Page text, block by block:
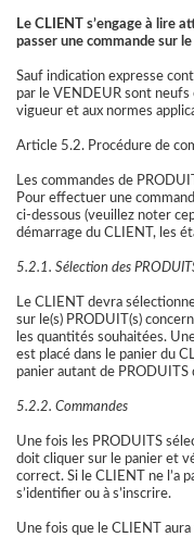
Le CLIENT s’engage à lire
passer une commande sur le
Sauf indication expresse
par le VENDEUR sont
vigueur et aux normes
Article 5.2. Procédure de
Les commandes de
Pour effectuer une
ci-dessous (veuillez noter
démarrage du CLIENT, les
5.2.1. Sélection des
Le CLIENT devra
sur le(s) PRODUIT(s)
les quantités souhaitées.
est placé dans le panier du
panier autant de PRODUITS
5.2.2. Commandes
Une fois les PRODUITS
doit cliquer sur le panier et
correct. Si le CLIENT ne l’a
s’identifier ou à s’inscrire.
Une fois que le CLIENT